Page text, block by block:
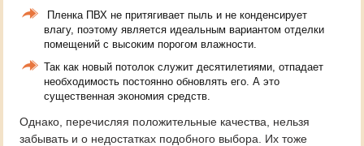
Пленка ПВХ не притягивает пыль и не конденсирует
влагу, поэтому является идеальным вариантом отделки
помещений с высоким порогом влажности.
Так как новый потолок служит десятилетиями, отпадает
необходимость постоянно обновлять его. А это
существенная экономия средств.
Однако, перечисляя положительные качества, нельзя
забывать и о недостатках подобного выбора. Их тоже